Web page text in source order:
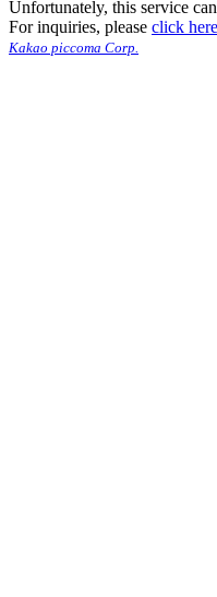
Unfortunately, this service
For inquiries, please click
Kakao piccoma Corp.